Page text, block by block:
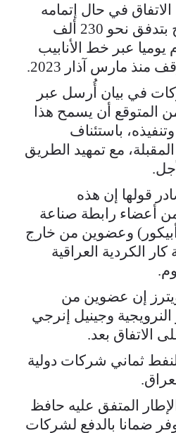
في حال إتمامه
سيمثل انفراجة تسمح بتدفق نحو 230 ألف
عبر خط الأنابيب
منذ مارس آذار 2023.
في بيان أُرسل عبر
من المتوقع أن يسمح هذا
باستئناف
مع تمهيد الطريق
قولها إن هذه
أعضاء رابطة صناعة
وعضوين من خارج
الكردية العراقية
إن عضوين من
النرويجية وجينيل إنرجي
الاتفاق بعد.
ثماني شركات دولية
المتفق عليه حافظ
ضمانا بالدفع لشركات